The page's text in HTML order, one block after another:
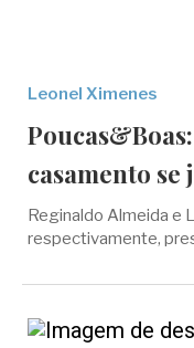
Leonel Ximenes
casamento
Reginaldo Almeida e
respectivamente,